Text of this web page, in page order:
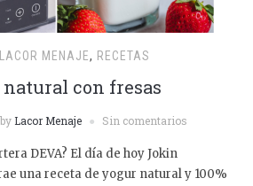
LACOR MENAJE, RECETAS
natural con fresas
by Lacor Menaje Sin comentarios
DEVA? El día de hoy Jokin
una receta de yogur natural y 100%